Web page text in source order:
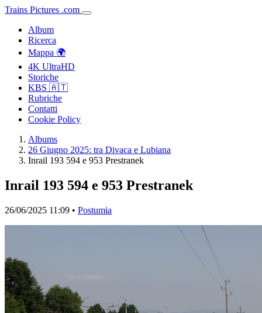
Trains Pictures .com
Album
Ricerca
Mappa 🌍
4K UltraHD
Storiche
KBS 🇦🇹
Rubriche
Contatti
Cookie Policy
Albums
26 Giugno 2025: tra Divaca e Lubiana
Inrail 193 594 e 953 Prestranek
Inrail 193 594 e 953 Prestranek
26/06/2025 11:09 • Postumia